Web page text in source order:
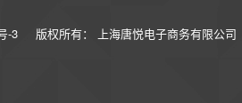
号-3 版权所有： 上海唐悦电子商务有限公司